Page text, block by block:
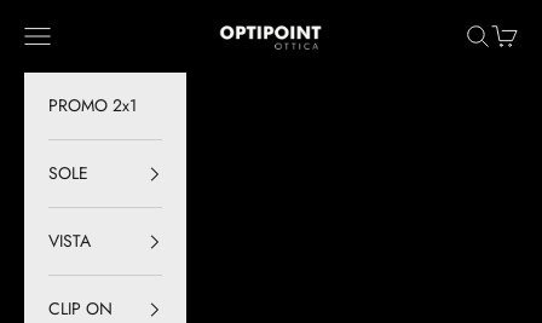
Optipoint - Lux S.r.l.
Menù Cerca
PROMO 2x1
SOLE
VISTA
CLIP ON